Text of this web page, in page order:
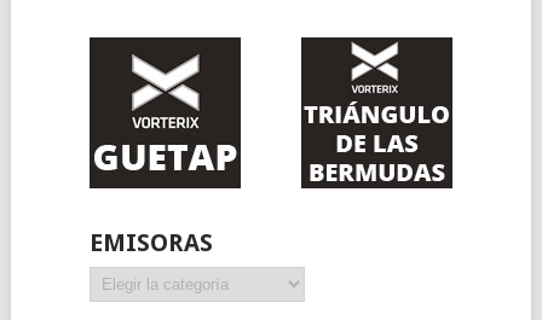
EMISORAS
Emisoras